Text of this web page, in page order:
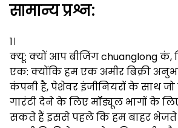
सामान्य प्रश्न:
1।
क्यू: क्यों आप बीजिंग chuanglong कं,
एक: क्योंकि हम एक अमीर बिक्री
कंपनी है, पेशेवर इंजीनियरों के साथ
गारंटी देने के लिए मॉड्यूल भागों के
सकते हैं इससे पहले कि हम बाहर भेजते